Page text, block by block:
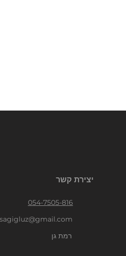
יצירת קשר
054-7505-816
sagigluz@gmail.com
רמת גן